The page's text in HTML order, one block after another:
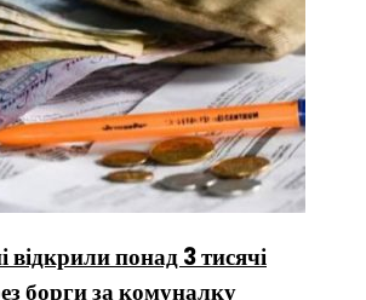
відкрили понад 3 тисячі
борги за комуналку